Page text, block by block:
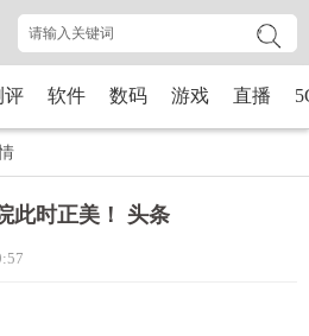
评 软件 数码 游戏 直播
此时正美！ 头条